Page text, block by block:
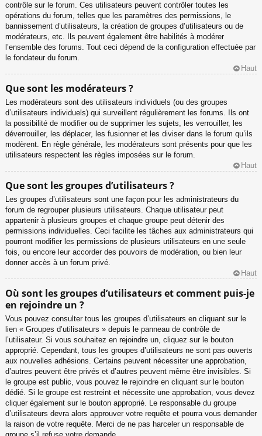
contrôle sur le forum. Ces utilisateurs peuvent contrôler toutes les
opérations du forum, telles que les paramètres des permissions, le
bannissement d’utilisateurs, la création de groupes d’utilisateurs ou de
modérateurs, etc. Ils peuvent également être habilités à modérer
l’ensemble des forums. Tout ceci dépend de la configuration effectuée par
le fondateur du forum.
Haut
Que sont les modérateurs ?
Les modérateurs sont des utilisateurs individuels (ou des groupes
d’utilisateurs individuels) qui surveillent régulièrement les forums. Ils ont
la possibilité de modifier ou de supprimer les sujets, les verrouiller, les
déverrouiller, les déplacer, les fusionner et les diviser dans le forum qu’ils
modèrent. En règle générale, les modérateurs sont présents pour que les
utilisateurs respectent les règles imposées sur le forum.
Haut
Que sont les groupes d’utilisateurs ?
Les groupes d’utilisateurs sont une façon pour les administrateurs du
forum de regrouper plusieurs utilisateurs. Chaque utilisateur peut
appartenir à plusieurs groupes et chaque groupe peut détenir des
permissions individuelles. Ceci facilite les tâches aux administrateurs qui
pourront modifier les permissions de plusieurs utilisateurs en une seule
fois, ou encore leur accorder des pouvoirs de modération, ou bien leur
donner accès à un forum privé.
Haut
Où sont les groupes d’utilisateurs et comment puis-je
en rejoindre un ?
Vous pouvez consulter tous les groupes d’utilisateurs en cliquant sur le
lien « Groupes d’utilisateurs » depuis le panneau de contrôle de
l’utilisateur. Si vous souhaitez en rejoindre un, cliquez sur le bouton
approprié. Cependant, tous les groupes d’utilisateurs ne sont pas ouverts
aux nouvelles adhésions. Certains peuvent nécessiter une approbation,
d’autres peuvent être privés et d’autres peuvent même être invisibles. Si
le groupe est public, vous pouvez le rejoindre en cliquant sur le bouton
dédié. Si le groupe est restreint et nécessite une approbation, vous devez
cliquer également sur le bouton approprié. Le responsable du groupe
d’utilisateurs devra alors approuver votre requête et pourra vous demander
la raison de votre requête. Merci de ne pas harceler un responsable de